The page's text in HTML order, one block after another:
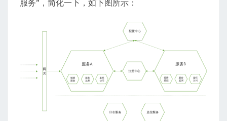
服务”，简化一下，如下图所示：